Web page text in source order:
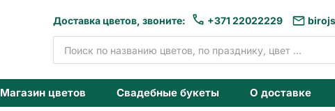
Доставка цветов, звоните: +371 22022229
Магазин цветов Свадебные букеты О доставке